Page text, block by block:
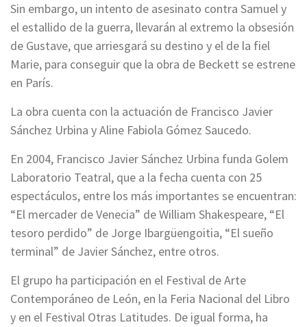
Sin embargo, un intento de asesinato contra Samuel y
el estallido de la guerra, llevarán al extremo la obsesión
de Gustave, que arriesgará su destino y el de la fiel
Marie, para conseguir que la obra de Beckett se estrene
en París.
La obra cuenta con la actuación de Francisco Javier
Sánchez Urbina y Aline Fabiola Gómez Saucedo.
En 2004, Francisco Javier Sánchez Urbina funda Golem
Laboratorio Teatral, que a la fecha cuenta con 25
espectáculos, entre los más importantes se encuentran:
“El mercader de Venecia” de William Shakespeare, “El
tesoro perdido” de Jorge Ibargüengoitia, “El sueño
terminal” de Javier Sánchez, entre otros.
El grupo ha participación en el Festival de Arte
Contemporáneo de León, en la Feria Nacional del Libro
y en el Festival Otras Latitudes. De igual forma, ha